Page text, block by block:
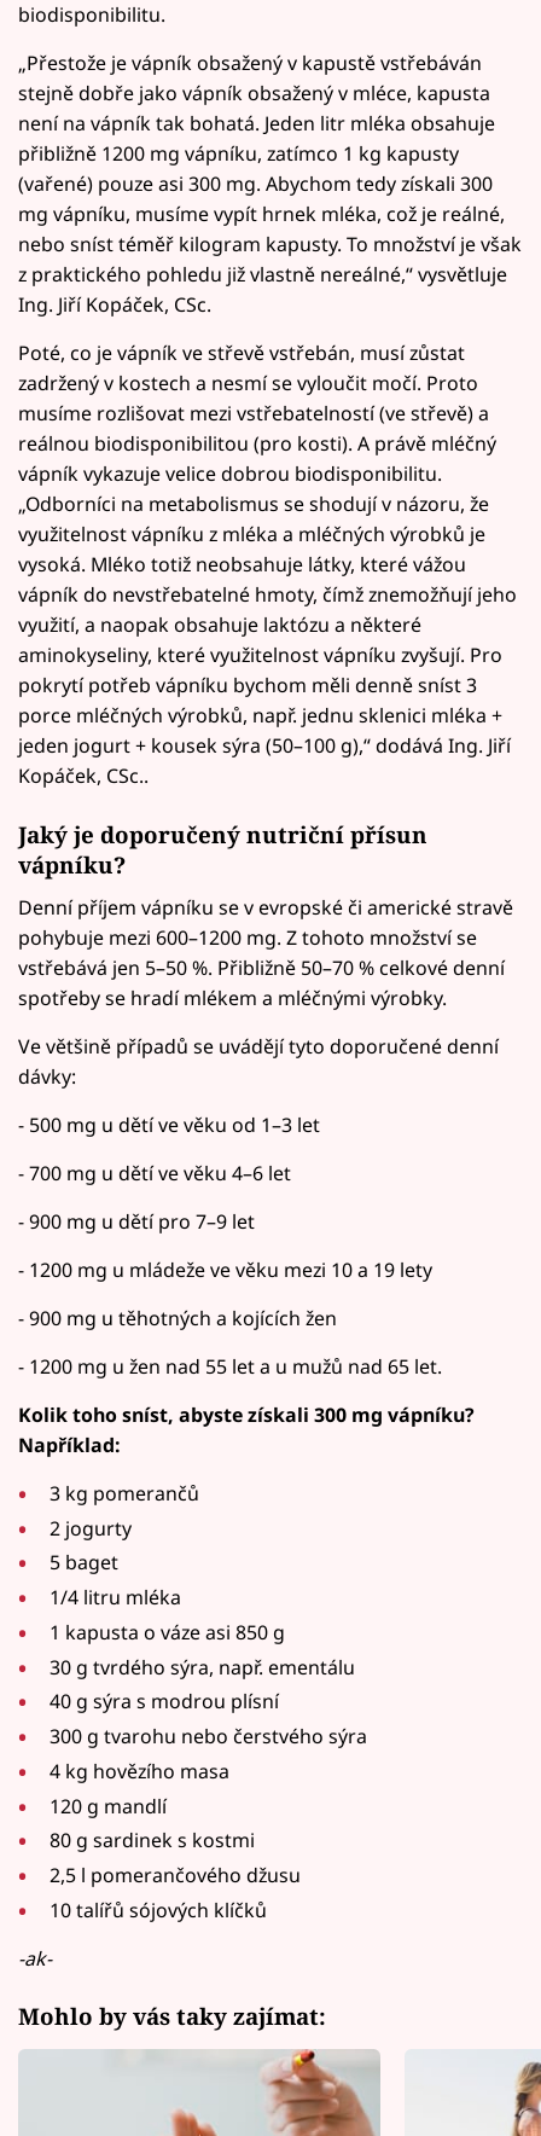
biodisponibilitu.
„Přestože je vápník obsažený v kapustě vstřebáván
stejně dobře jako vápník obsažený v mléce, kapusta
není na vápník tak bohatá. Jeden litr mléka obsahuje
přibližně 1200 mg vápníku, zatímco 1 kg kapusty
(vařené) pouze asi 300 mg. Abychom tedy získali 300
mg vápníku, musíme vypít hrnek mléka, což je reálné,
nebo sníst téměř kilogram kapusty. To množství je však
z praktického pohledu již vlastně nereálné,“ vysvětluje
Ing. Jiří Kopáček, CSc.
Poté, co je vápník ve střevě vstřebán, musí zůstat
zadržený v kostech a nesmí se vyloučit močí. Proto
musíme rozlišovat mezi vstřebatelností (ve střevě) a
reálnou biodisponibilitou (pro kosti). A právě mléčný
vápník vykazuje velice dobrou biodisponibilitu.
„Odborníci na metabolismus se shodují v názoru, že
využitelnost vápníku z mléka a mléčných výrobků je
vysoká. Mléko totiž neobsahuje látky, které vážou
vápník do nevstřebatelné hmoty, čímž znemožňují jeho
využití, a naopak obsahuje laktózu a některé
aminokyseliny, které využitelnost vápníku zvyšují. Pro
pokrytí potřeb vápníku bychom měli denně sníst 3
porce mléčných výrobků, např. jednu sklenici mléka +
jeden jogurt + kousek sýra (50–100 g),“ dodává Ing. Jiří
Kopáček, CSc..
Jaký je doporučený nutriční přísun
vápníku?
Denní příjem vápníku se v evropské či americké stravě
pohybuje mezi 600–1200 mg. Z tohoto množství se
vstřebává jen 5–50 %. Přibližně 50–70 % celkové denní
spotřeby se hradí mlékem a mléčnými výrobky.
Ve většině případů se uvádějí tyto doporučené denní
dávky:
- 500 mg u dětí ve věku od 1–3 let
- 700 mg u dětí ve věku 4–6 let
- 900 mg u dětí pro 7–9 let
- 1200 mg u mládeže ve věku mezi 10 a 19 lety
- 900 mg u těhotných a kojících žen
- 1200 mg u žen nad 55 let a u mužů nad 65 let.
Kolik toho sníst, abyste získali 300 mg vápníku?
Například:
3 kg pomerančů
2 jogurty
5 baget
1/4 litru mléka
1 kapusta o váze asi 850 g
30 g tvrdého sýra, např. ementálu
40 g sýra s modrou plísní
300 g tvarohu nebo čerstvého sýra
4 kg hovězího masa
120 g mandlí
80 g sardinek s kostmi
2,5 l pomerančového džusu
10 talířů sójových klíčků
-ak-
Mohlo by vás taky zajímat: